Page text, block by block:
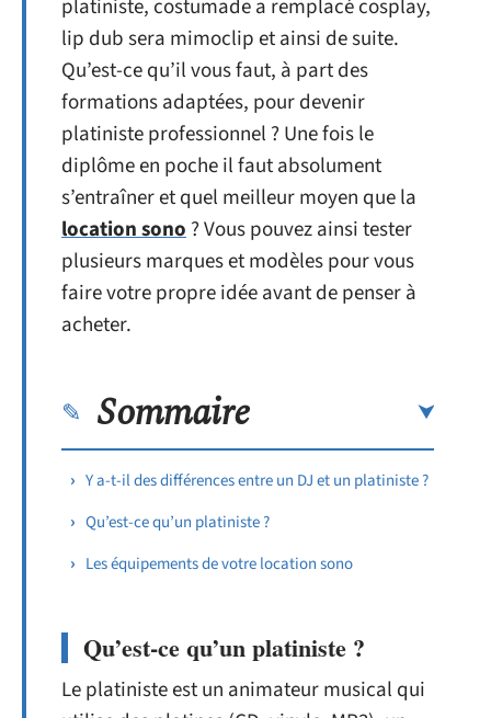
platiniste, costumade a remplacé cosplay,
lip dub sera mimoclip et ainsi de suite.
Qu’est-ce qu’il vous faut, à part des
formations adaptées, pour devenir
platiniste professionnel ? Une fois le
diplôme en poche il faut absolument
s’entraîner et quel meilleur moyen que la
location sono? Vous pouvez ainsi tester
plusieurs marques et modèles pour vous
faire votre propre idée avant de penser à
acheter.
Sommaire
Y a-t-il des différences entre un DJ et un platiniste ?
Qu’est-ce qu’un platiniste ?
Les équipements de votre location sono
Qu’est-ce qu’un platiniste ?
Le platiniste est un animateur musical qui